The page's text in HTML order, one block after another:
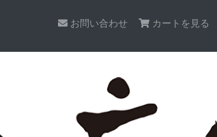
お問い合わせ カートを見る